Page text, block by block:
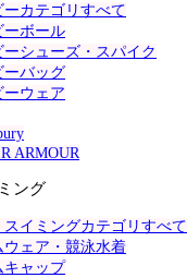
ーカテゴリすべて
ーボール
ーシューズ・スパイク
ーバッグ
ーウェア
ARMOUR
ング
スイミングカテゴリすべて
ウェア・競泳水着
キャップ